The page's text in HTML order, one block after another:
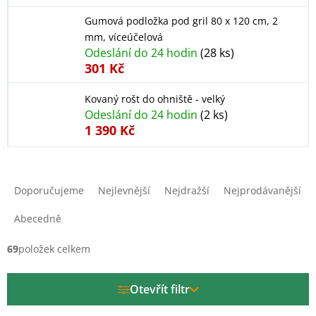
Gumová podložka pod gril 80 x 120 cm, 2
mm, víceúčelová
Odeslání do 24 hodin (28 ks)
301 Kč
Kovaný rošt do ohniště - velký
Odeslání do 24 hodin (2 ks)
1 390 Kč
í
Doporučujeme Nejlevnější Nejdražší Nejprodávanější
Abecedně
69položek celkem
Otevřít filtr